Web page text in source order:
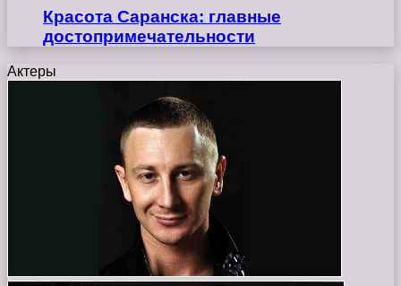
Красота Саранска: главные
достопримечательности
Актеры